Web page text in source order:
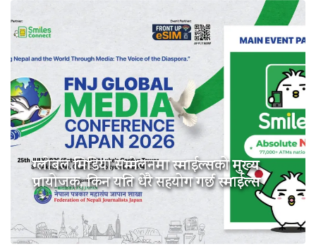
ग्लोबल मिडिया सम्मेलनमा स्माईल्सको मुख्य
प्रायोजक, किन यति धेरै सहयोग गर्छ स्माईल्स